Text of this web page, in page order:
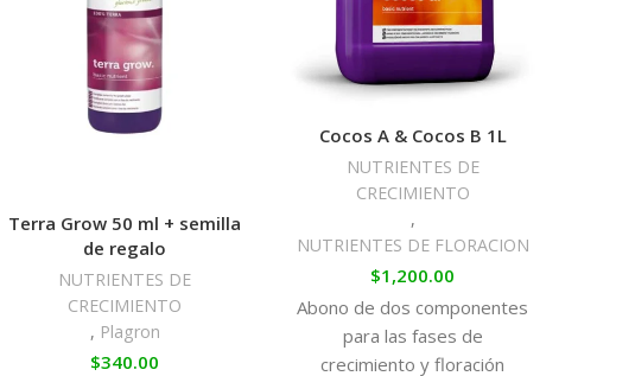
Terra Grow 50 ml + semilla
de regalo
NUTRIENTES DE
CRECIMIENTO
, Plagron
$340.00
Cocos A & Cocos B 1L
NUTRIENTES DE
CRECIMIENTO
,
NUTRIENTES DE FLORACION
$1,200.00
Abono de dos componentes
para las fases de
crecimiento y floración